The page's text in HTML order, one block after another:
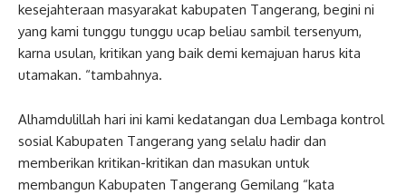
kesejahteraan masyarakat kabupaten Tangerang, begini ni
yang kami tunggu tunggu ucap beliau sambil tersenyum,
karna usulan, kritikan yang baik demi kemajuan harus kita
utamakan. “tambahnya.
Alhamdulillah hari ini kami kedatangan dua Lembaga kontrol
sosial Kabupaten Tangerang yang selalu hadir dan
memberikan kritikan-kritikan dan masukan untuk
membangun Kabupaten Tangerang Gemilang “kata